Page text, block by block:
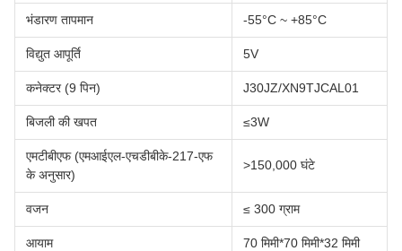
भंडारण तापमान -55°C ~ +85°C
विद्युत आपूर्ति 5V
कनेक्टर (9 पिन) J30JZ/XN9TJCAL01
बिजली की खपत ≤3W
एमटीबीएफ (एमआईएल-एचडीबीके-217-एफ
के अनुसार)
>150,000 घंटे
वजन ≤ 300 ग्राम
आयाम 70 मिमी*70 मिमी*32 मिमी